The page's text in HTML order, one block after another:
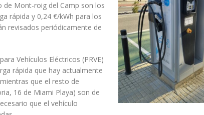
de Mont-roig del Camp son los
rápida y 0,24 €/kWh para los
revisados ​​periódicamente de
Vehículos Eléctricos (PRVE)
rápida que hay actualmente
que el resto de
16 de Miami Playa) son de
que el vehículo